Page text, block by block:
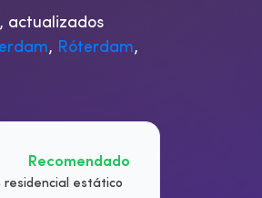
actualizados
, Róterdam,
Recomendado
residencial estático